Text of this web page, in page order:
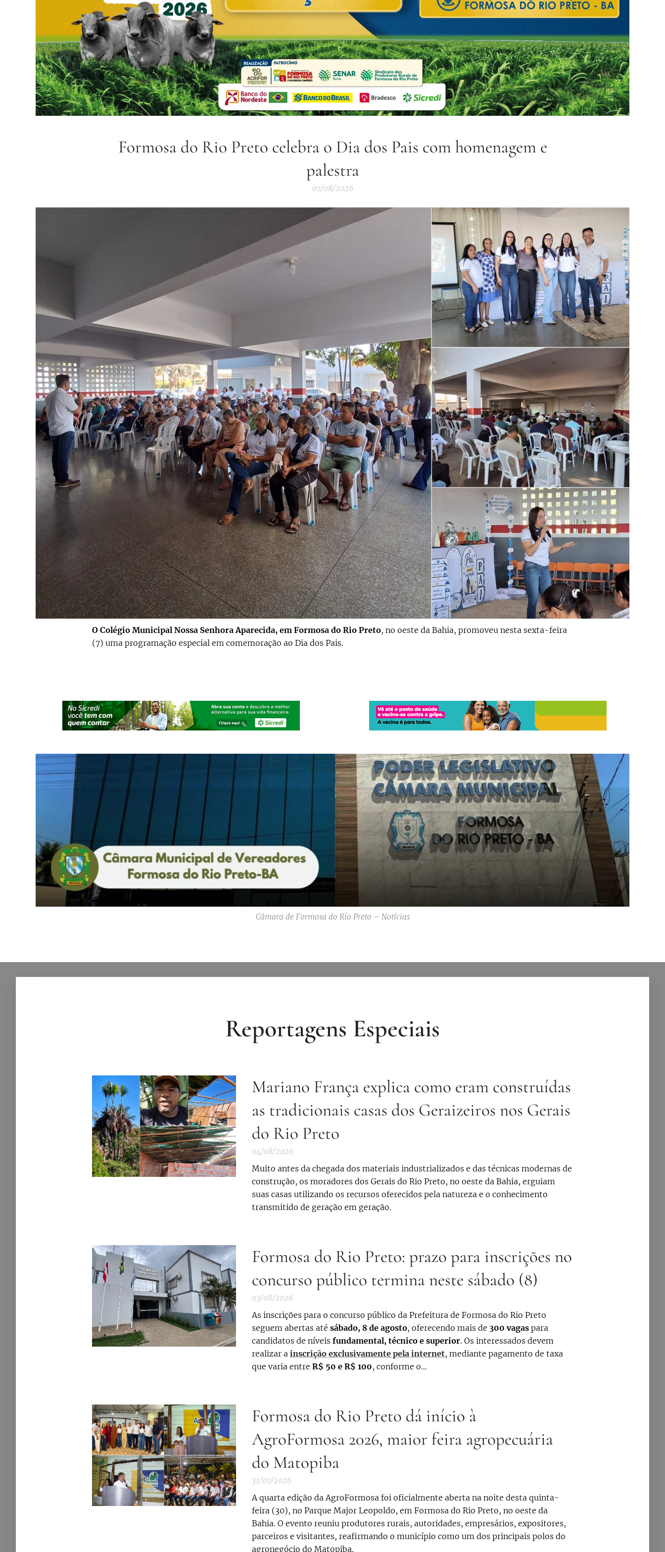
Formosa do Rio Preto celebra o Dia dos Pais com homenagem e
palestra
07/08/2026
O Colégio Municipal Nossa Senhora Aparecida, em Formosa do Rio Preto, no oeste da Bahia, promoveu nesta sexta-feira
(7) uma programação especial em comemoração ao Dia dos Pais.
Câmara de Formosa do Rio Preto – Notícias
Reportagens Especiais
Mariano França explica como eram construídas
as tradicionais casas dos Geraizeiros nos Gerais
do Rio Preto
04/08/2026
Muito antes da chegada dos materiais industrializados e das técnicas modernas de
construção, os moradores dos Gerais do Rio Preto, no oeste da Bahia, erguiam
suas casas utilizando os recursos oferecidos pela natureza e o conhecimento
transmitido de geração em geração.
Formosa do Rio Preto: prazo para inscrições no
concurso público termina neste sábado (8)
03/08/2026
As inscrições para o concurso público da Prefeitura de Formosa do Rio Preto
seguem abertas atésábado, 8 de agosto, oferecendo mais de 300 vagas para
candidatos de níveisfundamental, técnico e superior. Os interessados devem
realizar ainscrição exclusivamente pela internet, mediante pagamento de taxa
que varia entreR$ 50 e R$ 100, conforme o...
Formosa do Rio Preto dá início à
AgroFormosa 2026, maior feira agropecuária
do Matopiba
31/07/2026
A quarta edição da AgroFormosa foi oficialmente aberta na noite desta quinta-
feira (30), no Parque Major Leopoldo, em Formosa do Rio Preto, no oeste da
Bahia. O evento reuniu produtores rurais, autoridades, empresários, expositores,
parceiros e visitantes, reafirmando o município como um dos principais polos do
agronegócio do Matopiba.